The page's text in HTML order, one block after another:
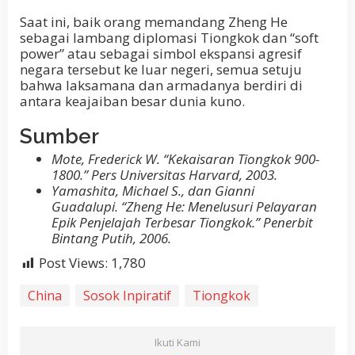
Saat ini, baik orang memandang Zheng He
sebagai lambang diplomasi Tiongkok dan “soft
power” atau sebagai simbol ekspansi agresif
negara tersebut ke luar negeri, semua setuju
bahwa laksamana dan armadanya berdiri di
antara keajaiban besar dunia kuno.
Sumber
Mote, Frederick W. “Kekaisaran Tiongkok 900-
1800.” Pers Universitas Harvard, 2003.
Yamashita, Michael S., dan Gianni
Guadalupi. “Zheng He: Menelusuri Pelayaran
Epik Penjelajah Terbesar Tiongkok.” Penerbit
Bintang Putih, 2006.
Post Views: 1,780
China Sosok Inpiratif Tiongkok
Ikuti Kami